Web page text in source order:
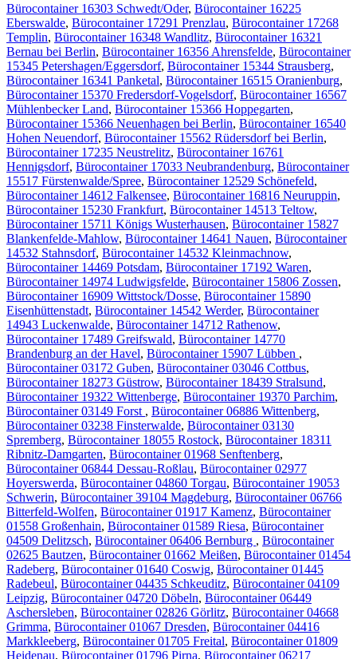
Bürocontainer 16303 Schwedt/Oder, Bürocontainer 16225
Eberswalde, Bürocontainer 17291 Prenzlau, Bürocontainer 17268
Templin, Bürocontainer 16348 Wandlitz, Bürocontainer 16321
Bernau bei Berlin, Bürocontainer 16356 Ahrensfelde, Bürocontainer
15345 Petershagen/Eggersdorf, Bürocontainer 15344 Strausberg,
Bürocontainer 16341 Panketal, Bürocontainer 16515 Oranienburg,
Bürocontainer 15370 Fredersdorf-Vogelsdorf, Bürocontainer 16567
Mühlenbecker Land, Bürocontainer 15366 Hoppegarten,
Bürocontainer 15366 Neuenhagen bei Berlin, Bürocontainer 16540
Hohen Neuendorf, Bürocontainer 15562 Rüdersdorf bei Berlin,
Bürocontainer 17235 Neustrelitz, Bürocontainer 16761
Hennigsdorf, Bürocontainer 17033 Neubrandenburg, Bürocontainer
15517 Fürstenwalde/Spree, Bürocontainer 12529 Schönefeld,
Bürocontainer 14612 Falkensee, Bürocontainer 16816 Neuruppin,
Bürocontainer 15230 Frankfurt, Bürocontainer 14513 Teltow,
Bürocontainer 15711 Königs Wusterhausen, Bürocontainer 15827
Blankenfelde-Mahlow, Bürocontainer 14641 Nauen, Bürocontainer
14532 Stahnsdorf, Bürocontainer 14532 Kleinmachnow,
Bürocontainer 14469 Potsdam, Bürocontainer 17192 Waren,
Bürocontainer 14974 Ludwigsfelde, Bürocontainer 15806 Zossen,
Bürocontainer 16909 Wittstock/Dosse, Bürocontainer 15890
Eisenhüttenstadt, Bürocontainer 14542 Werder, Bürocontainer
14943 Luckenwalde, Bürocontainer 14712 Rathenow,
Bürocontainer 17489 Greifswald, Bürocontainer 14770
Brandenburg an der Havel, Bürocontainer 15907 Lübben ,
Bürocontainer 03172 Guben, Bürocontainer 03046 Cottbus,
Bürocontainer 18273 Güstrow, Bürocontainer 18439 Stralsund,
Bürocontainer 19322 Wittenberge, Bürocontainer 19370 Parchim,
Bürocontainer 03149 Forst , Bürocontainer 06886 Wittenberg,
Bürocontainer 03238 Finsterwalde, Bürocontainer 03130
Spremberg, Bürocontainer 18055 Rostock, Bürocontainer 18311
Ribnitz-Damgarten, Bürocontainer 01968 Senftenberg,
Bürocontainer 06844 Dessau-Roßlau, Bürocontainer 02977
Hoyerswerda, Bürocontainer 04860 Torgau, Bürocontainer 19053
Schwerin, Bürocontainer 39104 Magdeburg, Bürocontainer 06766
Bitterfeld-Wolfen, Bürocontainer 01917 Kamenz, Bürocontainer
01558 Großenhain, Bürocontainer 01589 Riesa, Bürocontainer
04509 Delitzsch, Bürocontainer 06406 Bernburg , Bürocontainer
02625 Bautzen, Bürocontainer 01662 Meißen, Bürocontainer 01454
Radeberg, Bürocontainer 01640 Coswig, Bürocontainer 01445
Radebeul, Bürocontainer 04435 Schkeuditz, Bürocontainer 04109
Leipzig, Bürocontainer 04720 Döbeln, Bürocontainer 06449
Aschersleben, Bürocontainer 02826 Görlitz, Bürocontainer 04668
Grimma, Bürocontainer 01067 Dresden, Bürocontainer 04416
Markkleeberg, Bürocontainer 01705 Freital, Bürocontainer 01809
Heidenau, Bürocontainer 01796 Pirna, Bürocontainer 06217